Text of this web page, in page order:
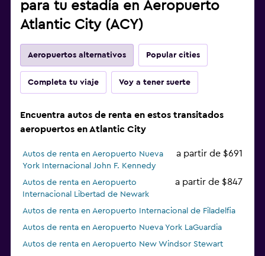
para tu estadía en Aeropuerto
Atlantic City (ACY)
Aeropuertos alternativos Popular cities
Completa tu viaje Voy a tener suerte
Encuentra autos de renta en estos transitados
aeropuertos en Atlantic City
Autos de renta en Aeropuerto Nueva
York Internacional John F. Kennedy
a partir de $691
Autos de renta en Aeropuerto
Internacional Libertad de Newark
a partir de $847
Autos de renta en Aeropuerto Internacional de Filadelfia
Autos de renta en Aeropuerto Nueva York LaGuardia
Autos de renta en Aeropuerto New Windsor Stewart